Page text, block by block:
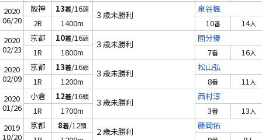
2020
06/20
阪神 13着/16頭
３歳未勝利
泉谷楓
2R
1400m 10番 14人
2020
02/23
京都 10着/16頭
３歳未勝利
國分優
1R
1800m 7番 16人
2020
02/09
京都 13着/16頭
３歳未勝利
松山弘
1R
1200m 8番 11人
2020
01/26
小倉 12着/16頭
３歳未勝利
西村淳
1R
1700m 3番 13人
2019
10/20
京都 8着/12頭
２歳未勝利
藤岡佑